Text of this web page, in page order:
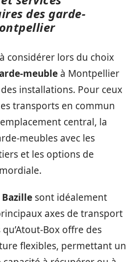
des garde-
considérer lors du choix
meuble à Montpellier
des installations. Pour ceux
transports en commun
central, la
meubles avec les
et les options de
sont idéalement
axes de transport
Box offre des
flexibles, permettant un